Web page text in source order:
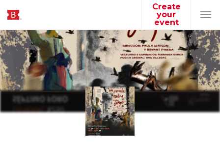
Create
your
event